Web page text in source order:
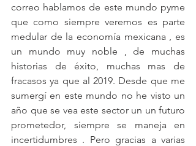
correo hablamos de este mundo pyme
que como siempre veremos es parte
medular de la economía mexicana , es
un mundo muy noble , de muchas
historias de éxito, muchas mas de
fracasos ya que al 2019. Desde que me
sumergí en este mundo no he visto un
año que se vea este sector un un futuro
prometedor, siempre se maneja en
incertidumbres . Pero gracias a varias